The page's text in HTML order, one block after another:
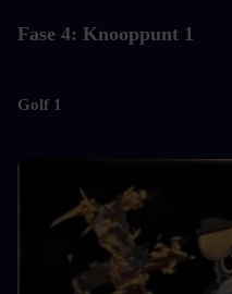
Fase 4: Knooppunt 1
Golf 1